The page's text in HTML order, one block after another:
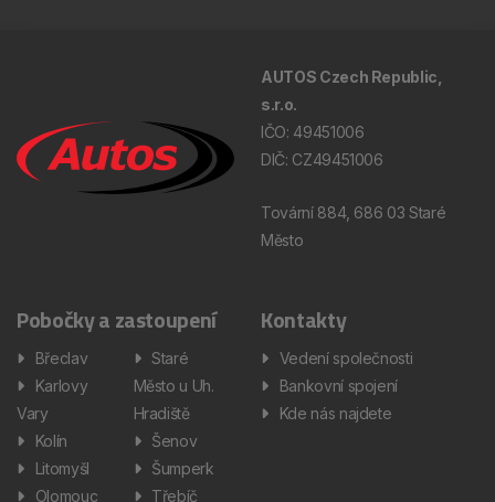
AUTOS Czech Republic,
s.r.o.
IČO: 49451006
DIČ: CZ49451006
Tovární 884, 686 03 Staré
Město
Pobočky a zastoupení
Břeclav
Karlovy
Vary
Kolín
Litomyšl
Olomouc
Staré
Město u Uh.
Hradiště
Šenov
Šumperk
Třebíč
Kontakty
Vedení společnosti
Bankovní spojení
Kde nás najdete